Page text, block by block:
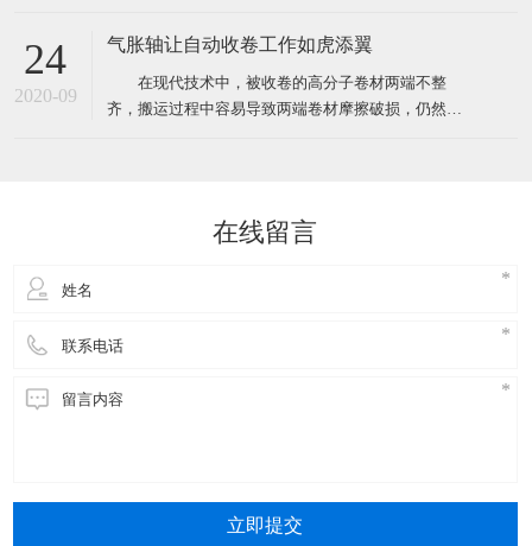
形象，不管遇到什么样的突发状况，都要学会管理时
是一家日本公司在中国办事处的销售助理，有一天她
接到了来自总公
24
2020-09
气胀轴让自动收卷工作如虎添翼
在现代技术中，被收卷的高分子卷材两端不整
齐，搬运过程中容易导致两端卷材摩擦破损，仍然是
进行工作。本实用新型提供了
在线留言
立即提交